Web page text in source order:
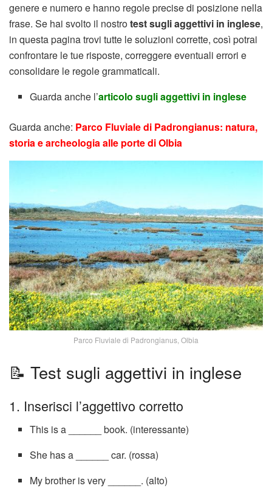
genere e numero e hanno regole precise di posizione nella
frase. Se hai svolto il nostrotest sugli aggettivi in inglese,
in questa pagina trovi tutte le soluzioni corrette, così potrai
confrontare le tue risposte, correggere eventuali errori e
consolidare le regole grammaticali.
Guarda anche l’articolo sugli aggettivi in inglese
Guarda anche: Parco Fluviale di Padrongianus: natura,
storia e archeologia alle porte di Olbia
Parco Fluviale di Padrongianus, Olbia
📝 Test sugli aggettivi in inglese
1. Inserisci l’aggettivo corretto
This is a ______ book. (interessante)
She has a ______ car. (rossa)
My brother is very ______. (alto)